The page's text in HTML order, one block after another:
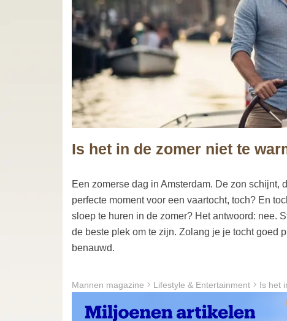
Is het in de zomer niet te
Een zomerse dag in Amsterdam. De zon
perfecte moment voor een vaartocht, toch? En
sloep te huren in de zomer? Het antwoord: nee.
de beste plek om te zijn. Zolang je je tocht goed
benauwd.
Mannen magazine Lifestyle & Entertainment Is het